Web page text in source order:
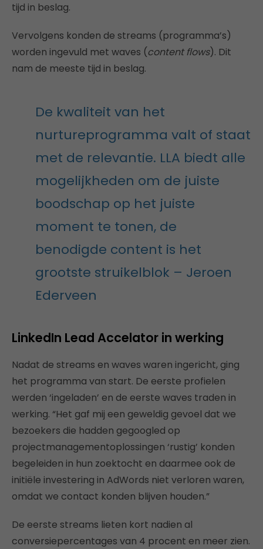
tijd in beslag.
Vervolgens konden de streams (programma’s)
worden ingevuld met waves (content flows). Dit
nam de meeste tijd in beslag.
De kwaliteit van het
nurtureprogramma valt of staat
met de relevantie. LLA biedt alle
mogelijkheden om de juiste
boodschap op het juiste
moment te tonen, de
benodigde content is het
grootste struikelblok – Jeroen
Ederveen
LinkedIn Lead Accelator in werking
Nadat de streams en waves waren ingericht, ging
het programma van start. De eerste profielen
werden ‘ingeladen’ en de eerste waves traden in
werking. “Het gaf mij een geweldig gevoel dat we
bezoekers die hadden gegoogled op
projectmanagementoplossingen ‘rustig’ konden
begeleiden in hun zoektocht en daarmee ook de
initiële investering in AdWords niet verloren waren,
omdat we contact konden blijven houden.”
De eerste streams lieten kort nadien al
conversiepercentages van 4 procent en meer zien.